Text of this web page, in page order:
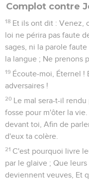
Complot contre
18 Et ils ont dit : Venez,
loi ne périra pas faute
sages, ni la parole
la langue ; Ne prenons
19 Écoute-moi, Éternel !
adversaires !
20 Le mal sera-t-il
fosse pour m'ôter la
devant toi, Afin de
d'eux ta colère.
21 C'est pourquoi livre
par le glaive ; Que
deviennent veuves, Et